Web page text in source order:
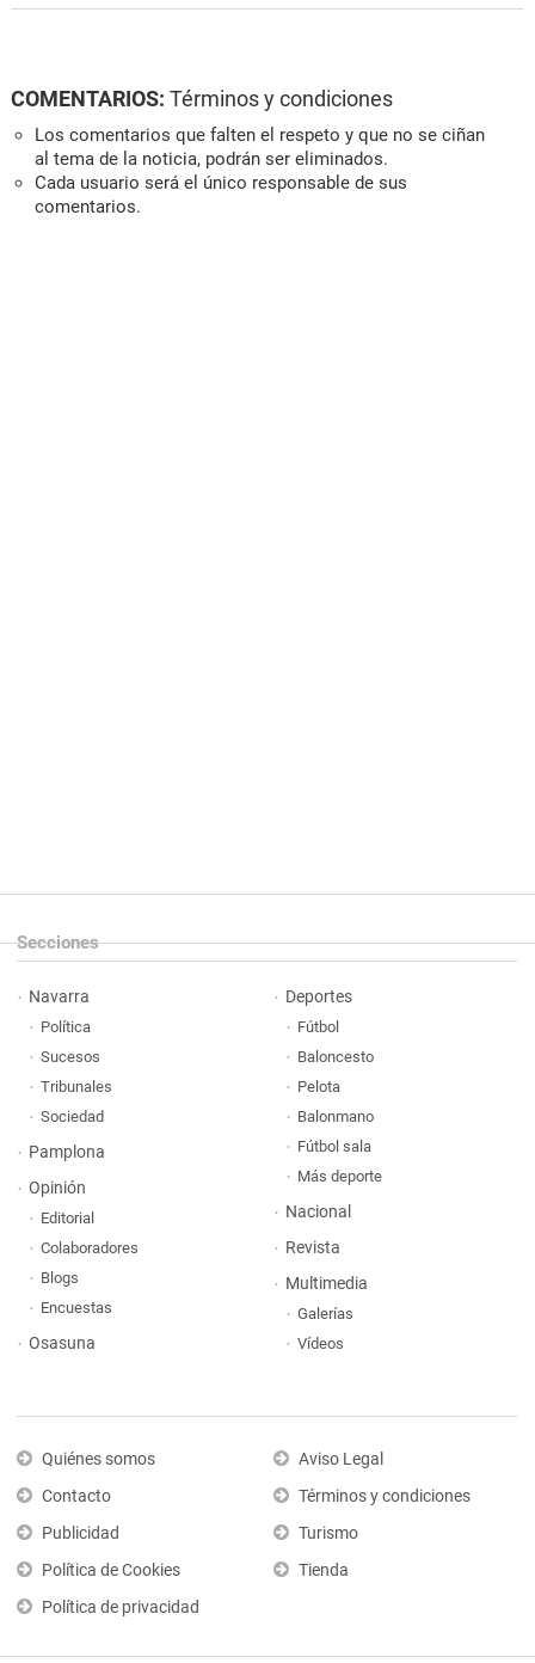
COMENTARIOS: Términos y condiciones
Los comentarios que falten el respeto y que no se ciñan
al tema de la noticia, podrán ser eliminados.
Cada usuario será el único responsable de sus
comentarios.
Secciones
Navarra
Política
Sucesos
Tribunales
Sociedad
Pamplona
Opinión
Editorial
Colaboradores
Blogs
Encuestas
Osasuna
Deportes
Fútbol
Baloncesto
Pelota
Balonmano
Fútbol sala
Más deporte
Nacional
Revista
Multimedia
Galerías
Vídeos
Quiénes somos
Contacto
Publicidad
Política de Cookies
Política de privacidad
Aviso Legal
Términos y condiciones
Turismo
Tienda